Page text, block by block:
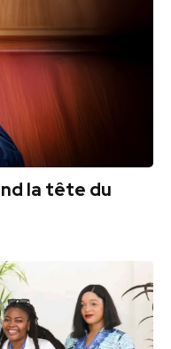
la tête du